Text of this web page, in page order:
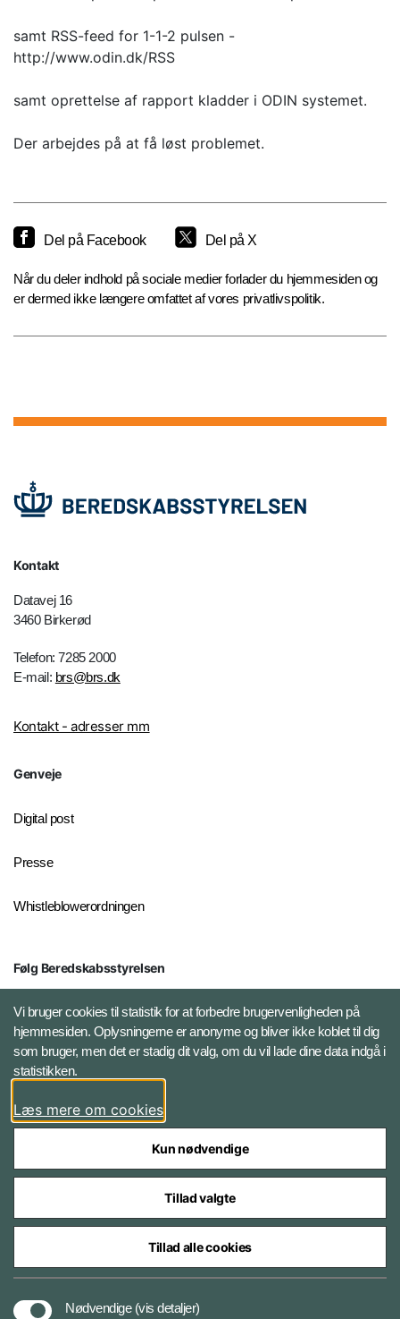
samt RSS-feed for 1-1-2 pulsen -
http://www.odin.dk/RSS
samt oprettelse af rapport kladder i ODIN systemet.
Der arbejdes på at få løst problemet.
Del på Facebook Del på X
Når du deler indhold på sociale medier forlader du hjemmesiden og
er dermed ikke længere omfattet af vores privatlivspolitik.
Kontakt
Datavej 16
3460 Birkerød
Telefon: 7285 2000
E-mail: brs@brs.dk
Kontakt - adresser mm
Genveje
Digital post
Presse
Whistleblowerordningen
Følg Beredskabsstyrelsen
X BRSdk
LinkedIn BRS-profil
Vi bruger cookies til statistik for at forbedre brugervenligheden på
hjemmesiden. Oplysningerne er anonyme og bliver ikke koblet til dig
som bruger, men det er stadig dit valg, om du vil lade dine data indgå i
statistikken.
Læs mere om cookies
Kun nødvendige
Tillad valgte
Tillad alle cookies
Nødvendige (vis detaljer)